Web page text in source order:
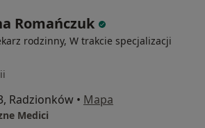
Romańczuk
rodzinny, W trakcie specjalizacji
Radzionków • Mapa
Medici